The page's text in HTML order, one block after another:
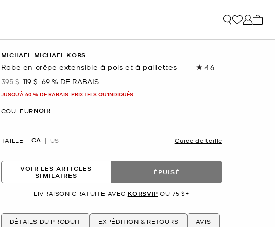
MICHAEL MICHAEL KORS
Robe en crêpe extensible à pois et à paillettes 4.6Lire
page.
était
395 $ maintenant
119 $ 69 % DE RABAIS
JUSQU’À 60 % DE RABAIS. PRIX TELS QU'INDIQUÉS
COULEURNOIR
TAILLE CA US Guide de taille
VOIR LES ARTICLES
SIMILAIRES
ÉPUISÉ
LIVRAISON GRATUITE AVEC KORSVIP OU 75 $+
DÉTAILS DU PRODUIT EXPÉDITION & RETOURS AVIS